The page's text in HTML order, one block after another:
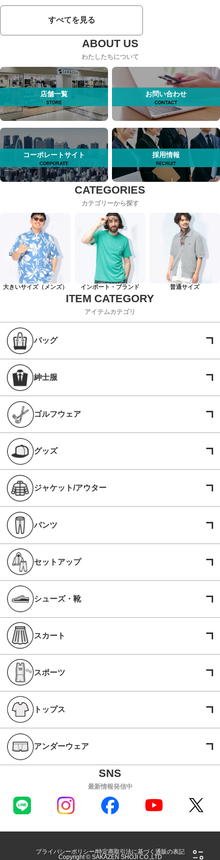
すべてを見る
わたしたちについて
店舗一覧 お問い合わせ
コーポレートサイト 採用情報
カテゴリーから探す
大きいサイズ（メンズ） インポート・ブランド 普通サイズ
アイテムカテゴリ
バッグ
紳士服
ゴルフウェア
グッズ
ジャケット/アウター
パンツ
セットアップ
シューズ・靴
スカート
スポーツ
トップス
アンダーウェア
最新情報発信中
プライバシーポリシー 特定商取引法に基づく通販の表記
Copyright © SAKAZEN SHOJI CO.,LTD